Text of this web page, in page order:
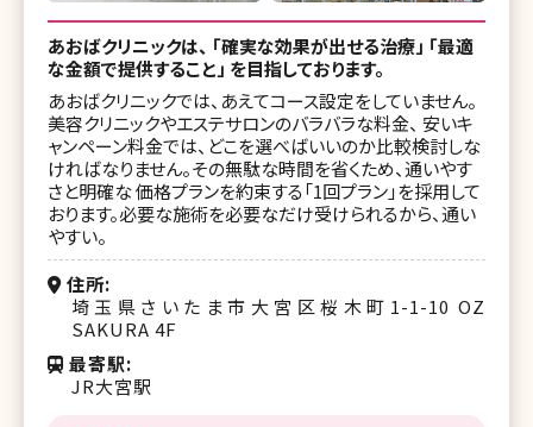
あおばクリニックは、 「確実な効果が出せる治療」 「最適
な金額で提供すること」 を目指しております。
あおばクリニックでは、あえてコース設定をしていません。
美容クリニックやエステサロンのバラバラな料金、 安いキ
ャンペーン料金では、どこを選べばいいのか比較検討しな
ければなりません。その無駄な時間を省くため、通いやす
さと明確な 価格プランを約束する「1回プラン」を採用して
おります。必要な施術を必要なだけ受けられるから、通い
やすい。
住所
埼玉県さいたま市大宮区桜木町1-1-10 OZ
SAKURA 4F
最寄駅
JR大宮駅